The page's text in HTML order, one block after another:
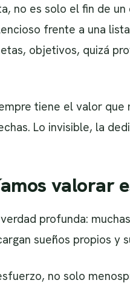
no es solo el fin de
frente a una
objetivos, quizá
tiene el valor
Lo invisible, la
valorar
profunda:
sueños propios y
no solo